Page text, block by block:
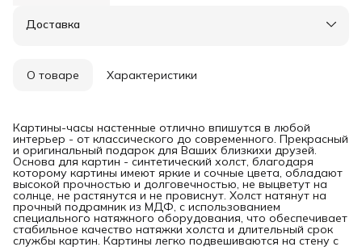
Доставка
О товаре Характеристики
Картины-часы настенные отлично впишутся в любой
интерьер - от классического до современного. Прекрасный
и оригинальный подарок для Ваших близкихи друзей.
Основа для картин - синтетический холст, благодаря
которому картины имеют яркие и сочные цвета, обладают
высокой прочностью и долговечностью, не выцветут на
солнце, не растянутся и не провиснут. Холст натянут на
прочный подрамник из МДФ, с использованием
специального натяжного оборудования, что обеспечивает
стабильное качество натяжки холста и длительный срок
службы картин. Картины легко подвешиваются на стену с